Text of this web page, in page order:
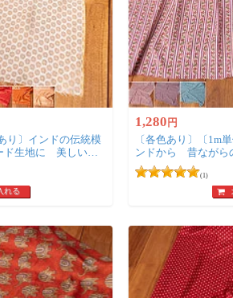
り〕インドの伝統模
生地に 美しい金
〕
れる
1,280円
〔各色あり〕〔1m
ンドから 昔ながら
(1)